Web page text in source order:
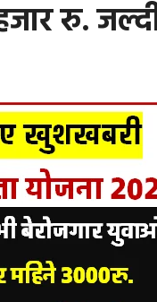
रु.